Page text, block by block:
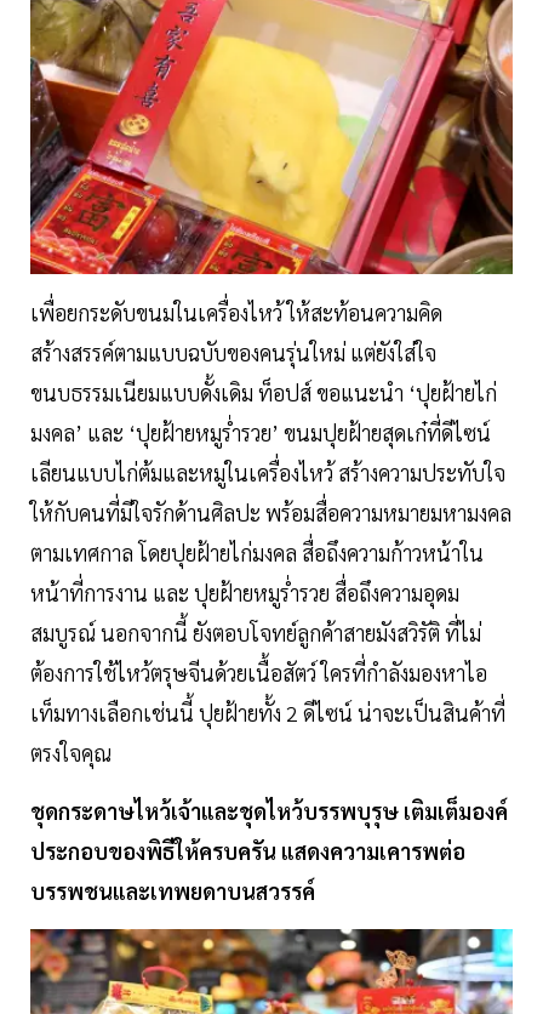
เพื่อยกระดับขนมในเครื่องไหว้ ให้สะท้อนความคิด
สร้างสรรค์ตามแบบฉบับของคนรุ่นใหม่ แต่ยังใส่ใจ
ขนบธรรมเนียมแบบดั้งเดิม ท็อปส์ ขอแนะนำ ‘ปุยฝ้ายไก่
มงคล’ และ ‘ปุยฝ้ายหมูร่ำรวย’ ขนมปุยฝ้ายสุดเก๋ที่ดีไซน์
เลียนแบบไก่ต้มและหมูในเครื่องไหว้ สร้างความประทับใจ
ให้กับคนที่มีใจรักด้านศิลปะ พร้อมสื่อความหมายมหามงคล
ตามเทศกาล โดยปุยฝ้ายไก่มงคล สื่อถึงความก้าวหน้าใน
หน้าที่การงาน และ ปุยฝ้ายหมูร่ำรวย สื่อถึงความอุดม
สมบูรณ์ นอกจากนี้ ยังตอบโจทย์ลูกค้าสายมังสวิรัติ ที่ไม่
ต้องการใช้ไหว้ตรุษจีนด้วยเนื้อสัตว์ ใครที่กำลังมองหาไอ
เท็มทางเลือกเช่นนี้ ปุยฝ้ายทั้ง 2 ดีไซน์ น่าจะเป็นสินค้าที่
ตรงใจคุณ
ชุดกระดาษไหว้เจ้าและชุดไหว้บรรพบุรุษ เติมเต็มองค์
ประกอบของพิธีให้ครบครัน แสดงความเคารพต่อ
บรรพชนและเทพยดาบนสวรรค์